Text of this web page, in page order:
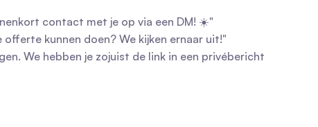
contact met je op via een DM! ☀️"
kunnen doen? We kijken ernaar uit!"
We hebben je zojuist de link in een privébericht